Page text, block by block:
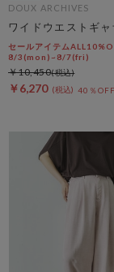
DOUX ARCHIVES
ワイドウエストギ
セールアイテム
8/3(mon)~8/7(fri)
￥6,270 40％OFF
￥10,450